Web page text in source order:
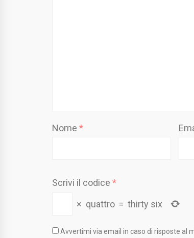
Nome *
Scrivi il codice *
× quattro = thirty six
Avvertimi via email in caso di risposte al